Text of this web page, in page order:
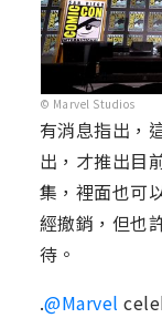
© Marvel Studios
有消息指出，
出，才推出目
集，裡面也可
經撤銷，但也
待。
.@Marvel